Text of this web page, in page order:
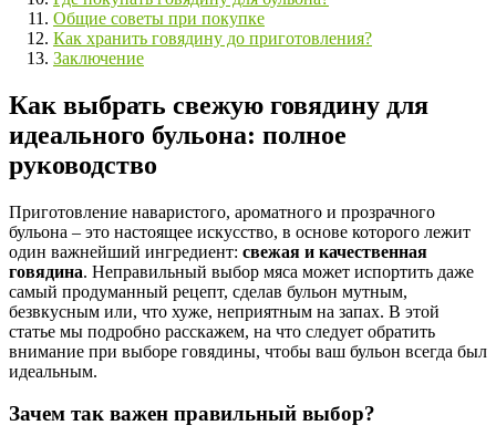
Общие советы при покупке
Как хранить говядину до приготовления?
Заключение
Как выбрать свежую говядину для
идеального бульона: полное
руководство
Приготовление наваристого, ароматного и прозрачного
бульона – это настоящее искусство, в основе которого лежит
один важнейший ингредиент: свежая и качественная
говядина. Неправильный выбор мяса может испортить даже
самый продуманный рецепт, сделав бульон мутным,
безвкусным или, что хуже, неприятным на запах. В этой
статье мы подробно расскажем, на что следует обратить
внимание при выборе говядины, чтобы ваш бульон всегда был
идеальным.
Зачем так важен правильный выбор?